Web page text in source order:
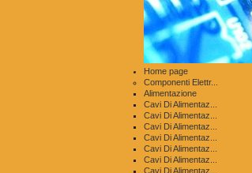
Home page
Componenti Elettr...
Alimentazione
Cavi Di Alimentaz...
Cavi Di Alimentaz...
Cavi Di Alimentaz...
Cavi Di Alimentaz...
Cavi Di Alimentaz...
Cavi Di Alimentaz...
Cavi Di Alimentaz...